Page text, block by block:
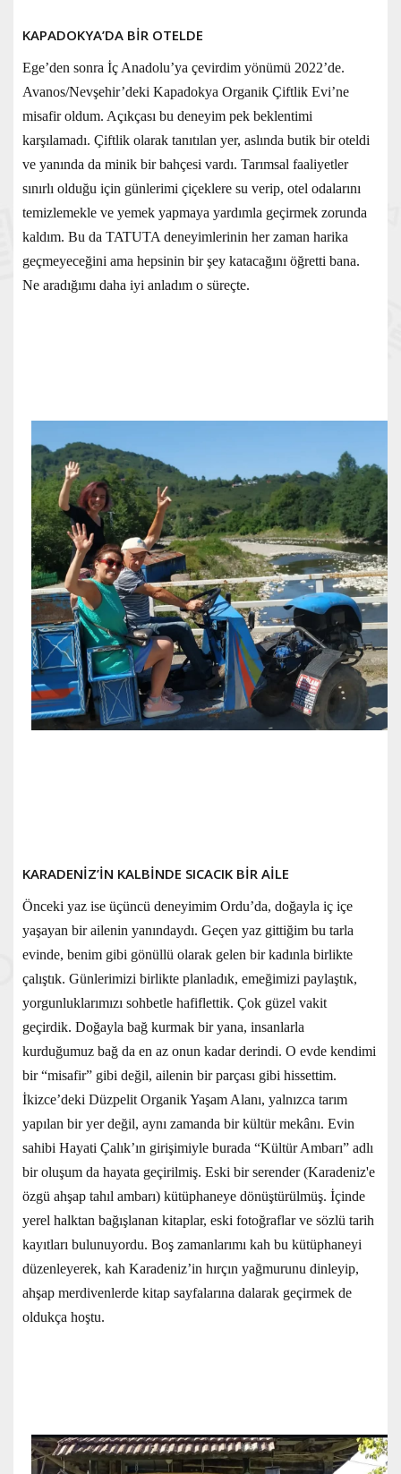
KAPADOKYA’DA BİR OTELDE
Ege’den sonra İç Anadolu’ya çevirdim yönümü 2022’de.
Avanos/Nevşehir’deki Kapadokya Organik Çiftlik Evi’ne
misafir oldum. Açıkçası bu deneyim pek beklentimi
karşılamadı. Çiftlik olarak tanıtılan yer, aslında butik bir oteldi
ve yanında da minik bir bahçesi vardı. Tarımsal faaliyetler
sınırlı olduğu için günlerimi çiçeklere su verip, otel odalarını
temizlemekle ve yemek yapmaya yardımla geçirmek zorunda
kaldım. Bu da TATUTA deneyimlerinin her zaman harika
geçmeyeceğini ama hepsinin bir şey katacağını öğretti bana.
Ne aradığımı daha iyi anladım o süreçte.
KARADENİZ’İN KALBİNDE SICACIK BİR AİLE
Önceki yaz ise üçüncü deneyimim Ordu’da, doğayla iç içe
yaşayan bir ailenin yanındaydı. Geçen yaz gittiğim bu tarla
evinde, benim gibi gönüllü olarak gelen bir kadınla birlikte
çalıştık. Günlerimizi birlikte planladık, emeğimizi paylaştık,
yorgunluklarımızı sohbetle hafiflettik. Çok güzel vakit
geçirdik. Doğayla bağ kurmak bir yana, insanlarla
kurduğumuz bağ da en az onun kadar derindi. O evde kendimi
bir “misafir” gibi değil, ailenin bir parçası gibi hissettim.
İkizce’deki Düzpelit Organik Yaşam Alanı, yalnızca tarım
yapılan bir yer değil, aynı zamanda bir kültür mekânı. Evin
sahibi Hayati Çalık’ın girişimiyle burada “Kültür Ambarı” adlı
bir oluşum da hayata geçirilmiş. Eski bir serender (Karadeniz'e
özgü ahşap tahıl ambarı) kütüphaneye dönüştürülmüş. İçinde
yerel halktan bağışlanan kitaplar, eski fotoğraflar ve sözlü tarih
kayıtları bulunuyordu. Boş zamanlarımı kah bu kütüphaneyi
düzenleyerek, kah Karadeniz’in hırçın yağmurunu dinleyip,
ahşap merdivenlerde kitap sayfalarına dalarak geçirmek de
oldukça hoştu.